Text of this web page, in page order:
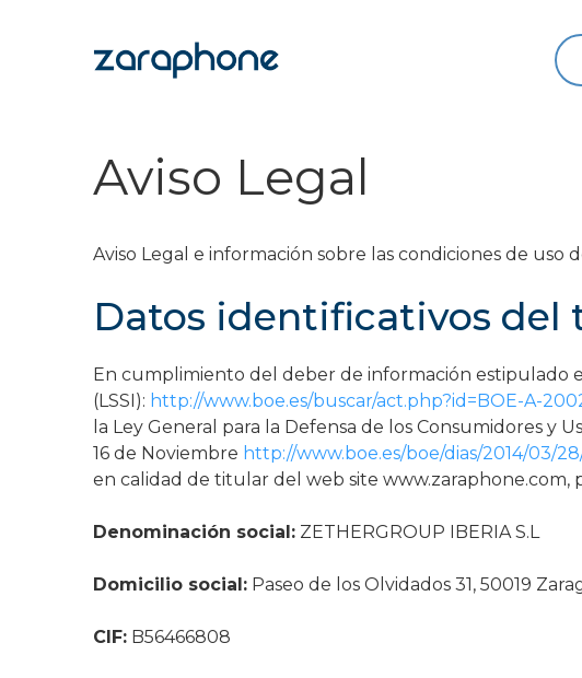
Impolutos
Relojes
Tablets
Ordenadores
Audio
Accesorios
Garantía Zaraphone
Aviso Legal
Aviso Legal e información sobre las condiciones de uso
Datos identificativos
En cumplimiento del deber de información estipulado
(LSSI): http://www.boe.es/buscar/act.php?id=BOE-A-
la Ley General para la Defensa de los Consumidores y
16 de Noviembre http://www.boe.es/boe/dias/2014/03/
en calidad de titular del web site www.zaraphone.com,
Denominación social: ZETHERGROUP IBERIA S.L
Domicilio social: Paseo de los Olvidados 31, 50019
CIF: B56466808